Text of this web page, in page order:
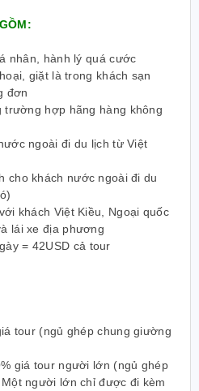
nhân, hành lý quá cước
giặt là trong khách sạn
đơn
trường hợp hãng hàng không
ngoài đi du lịch từ Việt
cho khách nước ngoài đi du
khách Việt Kiều, Ngoại quốc
lái xe địa phương
= 42USD cả tour
tour (ngủ ghép chung giường
giá tour người lớn (ngủ ghép
người lớn chỉ được đi kèm